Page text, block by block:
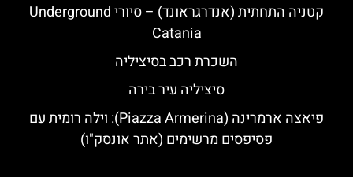
קטניה התחתית (אנדרגראונד) – סיורי Underground
Catania
השכרת רכב בסיציליה
סיציליה עיר בירה
פיאצה ארמרינה (Piazza Armerina): וילה רומית עם
פסיפסים מרשימים (אתר אונסק"ו)